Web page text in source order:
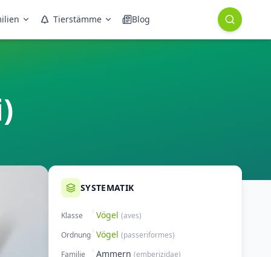
Tierstämme Blog
SYSTEMATIK
Klasse Vögel (aves)
Ordnung Vögel (passeriformes)
Familie
Ammern (emberizidae)